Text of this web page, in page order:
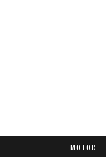
MOTOR